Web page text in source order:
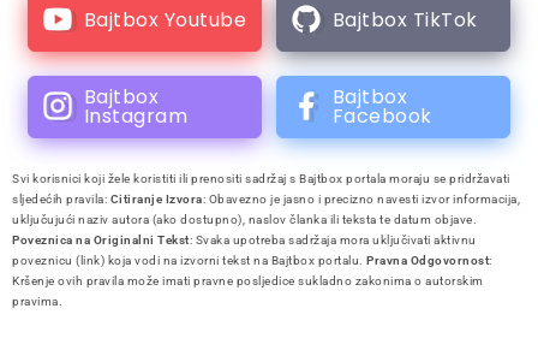
Bajtbox Youtube Bajtbox TikTok
Bajtbox
Instagram
Bajtbox
Facebook
Svi korisnici koji žele koristiti ili prenositi sadržaj s Bajtbox portala moraju se pridržavati
sljedećih pravila: Citiranje Izvora: Obavezno je jasno i precizno navesti izvor informacija,
uključujući naziv autora (ako dostupno), naslov članka ili teksta te datum objave.
Poveznica na Originalni Tekst: Svaka upotreba sadržaja mora uključivati aktivnu
poveznicu (link) koja vodi na izvorni tekst na Bajtbox portalu. Pravna Odgovornost:
Kršenje ovih pravila može imati pravne posljedice sukladno zakonima o autorskim
pravima.